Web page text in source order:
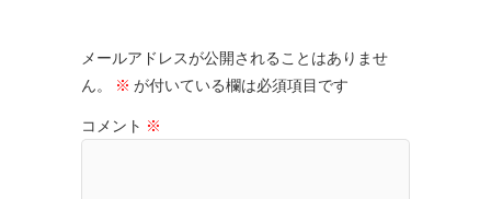
メールアドレスが公開されることはありませ
ん。
※ が付いている欄は必須項目です
コメント ※